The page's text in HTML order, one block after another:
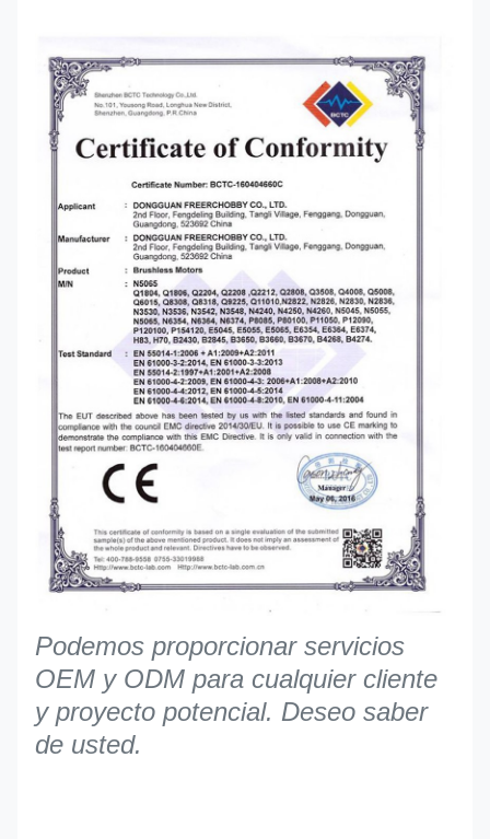
Podemos proporcionar servicios
OEM y ODM para cualquier cliente
y proyecto potencial. Deseo saber
de usted.